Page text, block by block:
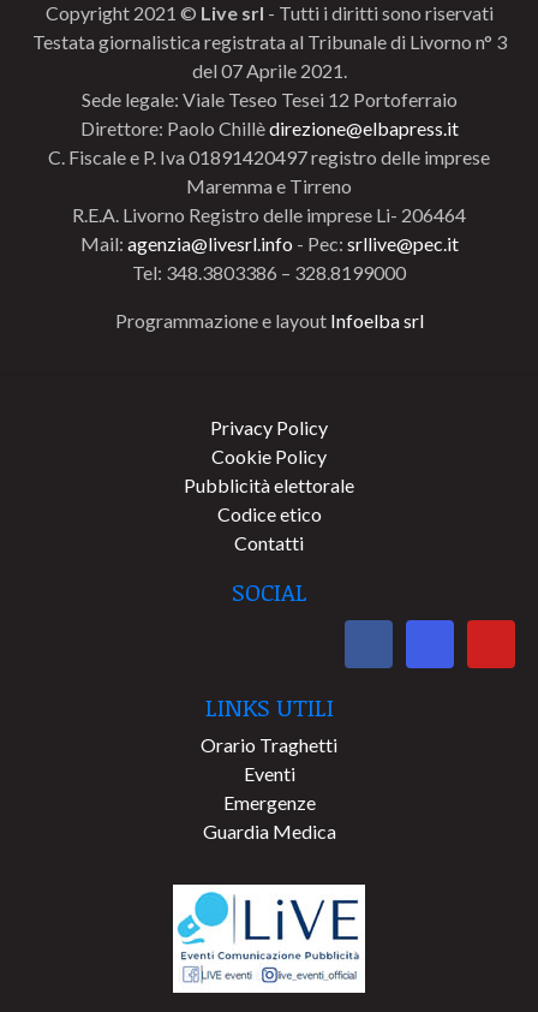
Copyright 2021 © Live srl - Tutti i diritti sono riservati
Testata giornalistica registrata al Tribunale di Livorno n° 3
del 07 Aprile 2021.
Sede legale: Viale Teseo Tesei 12 Portoferraio
Direttore: Paolo Chillèdirezione@elbapress.it
C. Fiscale e P. Iva 01891420497 registro delle imprese
Maremma e Tirreno
R.E.A. Livorno Registro delle imprese Li- 206464
Mail: agenzia@livesrl.info - Pec: srllive@pec.it
Tel: 348.3803386 – 328.8199000
Programmazione e layout Infoelba srl
Privacy Policy
Cookie Policy
Pubblicità elettorale
Codice etico
Contatti
SOCIAL
LINKS UTILI
Orario Traghetti
Eventi
Emergenze
Guardia Medica